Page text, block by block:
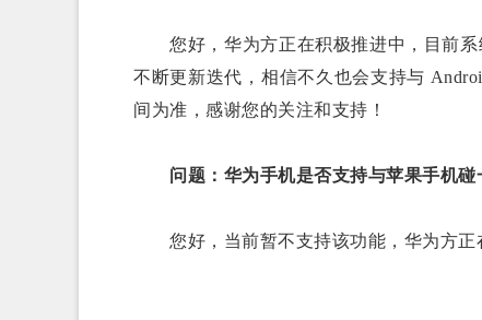
您好，华为方正在积极推进中，目前
不断更新迭代，相信不久也会支持与
间为准，感谢您的关注和支持！
问题：华为手机是否支持与苹果手机碰
您好，当前暂不支持该功能，华为方正